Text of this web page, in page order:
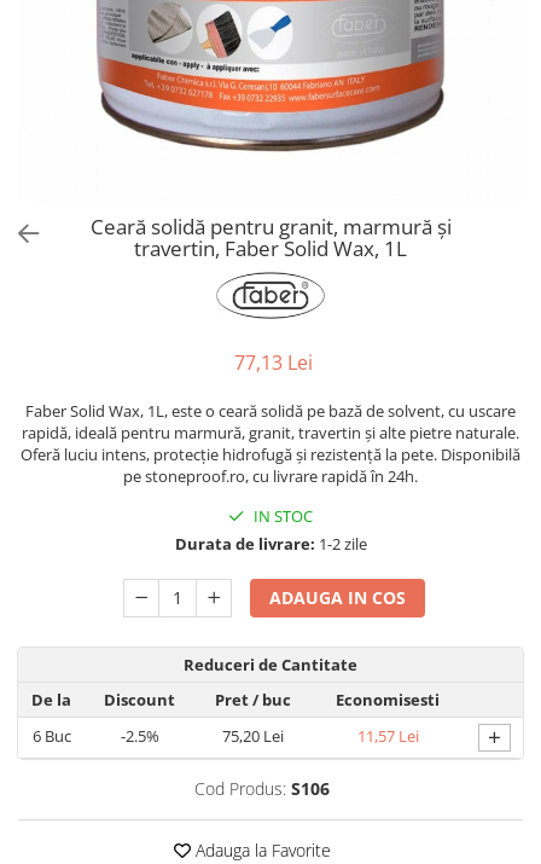
Ceară solidă pentru granit, marmură și
travertin, Faber Solid Wax, 1L
77,13 Lei
Faber Solid Wax, 1L, este o ceară solidă pe bază de solvent, cu uscare
rapidă, ideală pentru marmură, granit, travertin și alte pietre naturale.
Oferă luciu intens, protecție hidrofugă și rezistență la pete. Disponibilă
pe stoneproof.ro, cu livrare rapidă în 24h.
IN STOC
Durata de livrare: 1-2 zile
ADAUGA IN COS
Reduceri de Cantitate
De la
Discount Pret/ buc
Economisesti
6Buc -2.5% 75,20 Lei 11,57 Lei +
Cod Produs: S106
Adauga la Favorite